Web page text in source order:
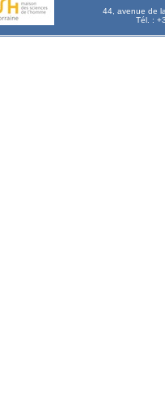
44, avenue de
Tél. :